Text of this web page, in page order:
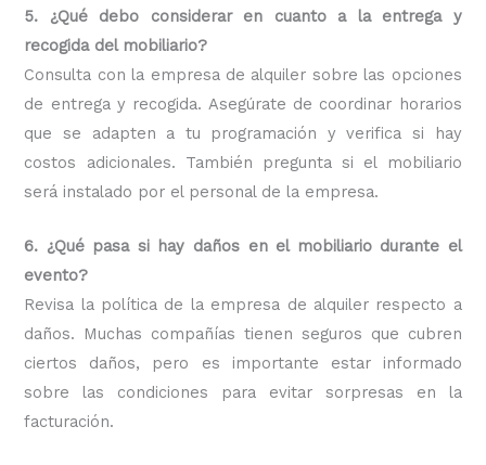
5. ¿Qué debo considerar en cuanto a la entrega y
recogida del mobiliario?
Consulta con la empresa de alquiler sobre las opciones
de entrega y recogida. Asegúrate de coordinar horarios
que se adapten a tu programación y verifica si hay
costos adicionales. También pregunta si el mobiliario
será instalado por el personal de la empresa.
6. ¿Qué pasa si hay daños en el mobiliario durante el
evento?
Revisa la política de la empresa de alquiler respecto a
daños. Muchas compañías tienen seguros que cubren
ciertos daños, pero es importante estar informado
sobre las condiciones para evitar sorpresas en la
facturación.